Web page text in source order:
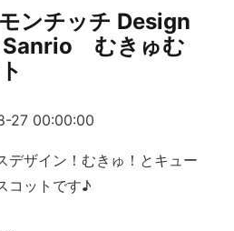
ンチッチ Design
むきゅむ
27 00:00:00
デザイン！むきゅ！とキュー
コットです♪